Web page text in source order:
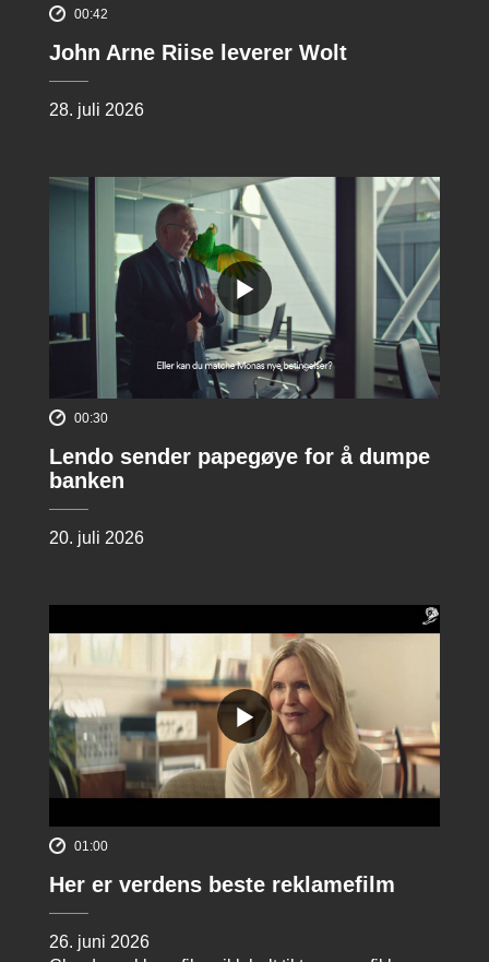
00:42
John Arne Riise leverer Wolt
28. juli 2026
00:30
Lendo sender papegøye for å dumpe
banken
20. juli 2026
01:00
Her er verdens beste reklamefilm
26. juni 2026